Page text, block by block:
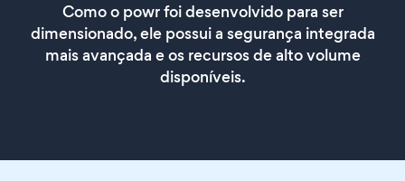
Como o powr foi desenvolvido para ser
dimensionado, ele possui a segurança integrada
mais avançada e os recursos de alto volume
disponíveis.